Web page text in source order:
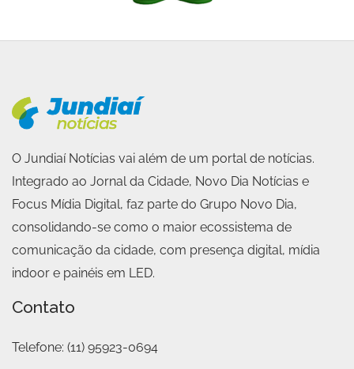
O Jundiaí Notícias vai além de um portal de notícias.
Integrado ao Jornal da Cidade, Novo Dia Notícias e
Focus Mídia Digital, faz parte do Grupo Novo Dia,
consolidando-se como o maior ecossistema de
comunicação da cidade, com presença digital, mídia
indoor e painéis em LED.
Contato
Telefone: (11) 95923-0694